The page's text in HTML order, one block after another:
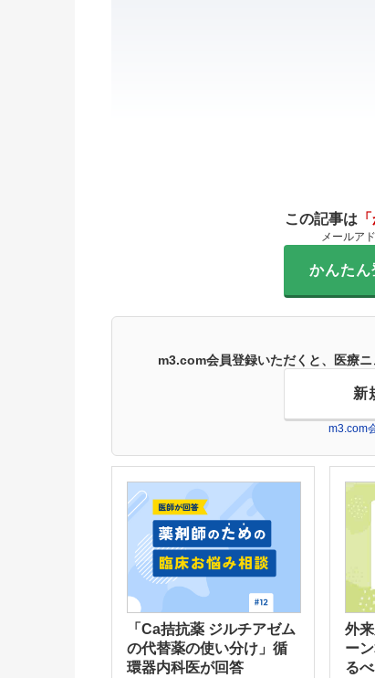
この記事は
メールア
かんたん
m3.com会員登録いただくと、医療
新
m3.com
「Ca拮抗薬 ジルチアゼム
の代替薬の使い分け」循
環器内科医が回答
外
ー
る